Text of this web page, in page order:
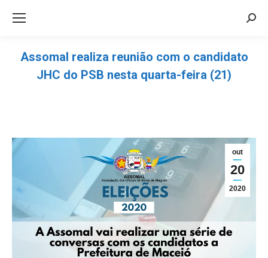
Assomal realiza reunião com o candidato
JHC do PSB nesta quarta-feira (21)
out
20
2020